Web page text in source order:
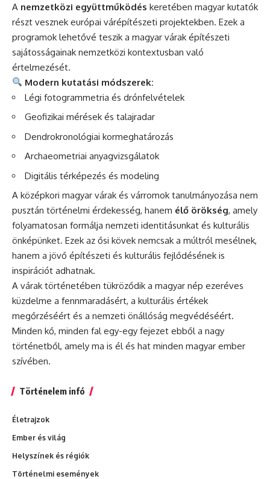
A nemzetközi együttműködés keretében magyar kutatók
részt vesznek európai várépítészeti projektekben. Ezek a
programok lehetővé teszik a magyar várak építészeti
sajátosságainak nemzetközi kontextusban való
értelmezését.
Modern kutatási módszerek:
Légi fotogrammetria és drónfelvételek
Geofizikai mérések és talajradar
Dendrokronológiai kormeghatározás
Archaeometriai anyagvizsgálatok
Digitális térképezés és modeling
A középkori magyar várak és várromok tanulmányozása nem
pusztán történelmi érdekesség, hanem élő örökség, amely
folyamatosan formálja nemzeti identitásunkat és kulturális
önképünket. Ezek az ősi kövek nemcsak a múltról mesélnek,
hanem a jövő építészeti és kulturális fejlődésének is
inspirációt adhatnak.
A várak történetében tükröződik a magyar nép ezeréves
küzdelme a fennmaradásért, a kulturális értékek
megőrzéséért és a nemzeti önállóság megvédéséért.
Minden kő, minden fal egy-egy fejezet ebből a nagy
történetből, amely ma is él és hat minden magyar ember
szívében.
Történelem infó
Életrajzok
Ember és világ
Helyszínek és régiók
Történelmi események